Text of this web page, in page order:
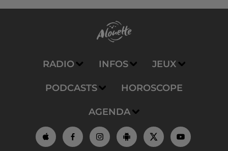
RADIO INFOS JEUX
PODCASTS HOROSCOPE
AGENDA